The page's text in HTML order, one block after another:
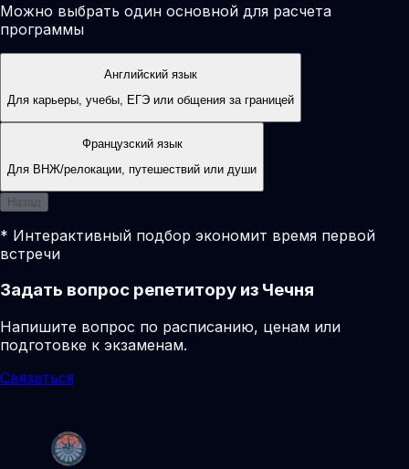
Можно выбрать один основной для расчета
программы
Английский язык
Для карьеры, учебы, ЕГЭ или общения за границей
Французский язык
Для ВНЖ/релокации, путешествий или души
Назад
* Интерактивный подбор экономит время первой
встречи
Задать вопрос репетитору из Чечня
Напишите вопрос по расписанию, ценам или
подготовке к экзаменам.
Связаться